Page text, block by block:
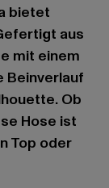
bietet
aus
mit einem
Beinverlauf
Ob
Hose ist
Top oder